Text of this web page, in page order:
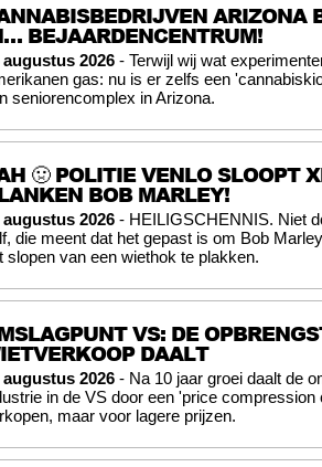
ARIZONA
BEJAARDENCENTRUM!
augustus 2026 - Terwijl wij wat
gas: nu is er zelfs een
seniorencomplex in Arizona.
🤢 POLITIE VENLO SLOOPT
BOB MARLEY!
augustus 2026 - HEILIGSCHENNIS. Niet
die meent dat het gepast is om Bob
slopen van een wiethok te plakken.
VS: DE
DAALT
augustus 2026 - Na 10 jaar groei daalt de
in de VS door een 'price
maar voor lagere prijzen.